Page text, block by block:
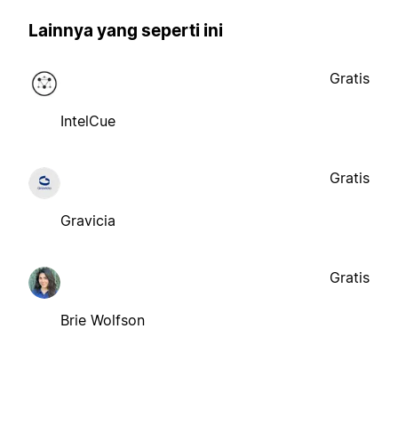
Lainnya yang seperti ini
IntelCue
Gratis
Gravicia
Gratis
Brie Wolfson
Gratis